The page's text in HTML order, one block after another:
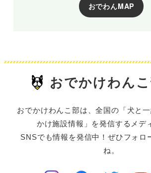
おでわんMAP
おでかけわん
おでかけわんこ部は、全国の「犬と
かけ施設情報」を発信するメデ
SNSでも情報を発信中！ぜひフォロ
ね。